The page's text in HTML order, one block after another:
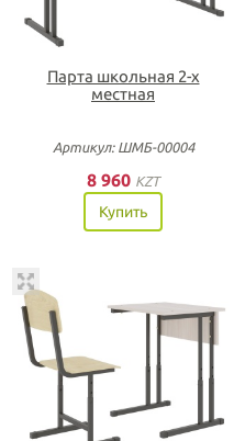
Парта школьная 2-х
местная
Артикул: ШМБ-00004
8 960 KZT
Купить